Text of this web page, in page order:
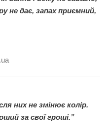
не дає, запах приємний,
них не змінює колір.
за свої гроші.”